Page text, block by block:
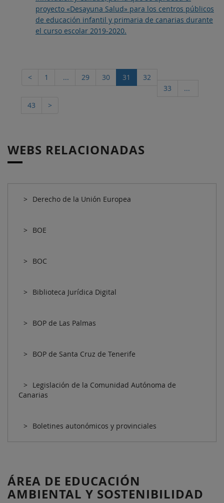
proyecto «Desayuna Salud» para los centros públicos
de educación infantil y primaria de canarias durante
el curso escolar 2019-2020.
< 1 ... 29 30 31
32
33
...
43
>
WEBS RELACIONADAS
Derecho de la Unión Europea
BOE
BOC
Biblioteca Jurídica Digital
BOP de Las Palmas
BOP de Santa Cruz de Tenerife
Legislación de la Comunidad Autónoma de
Canarias
Boletines autonómicos y provinciales
ÁREA DE EDUCACIÓN
AMBIENTAL Y SOSTENIBILIDAD